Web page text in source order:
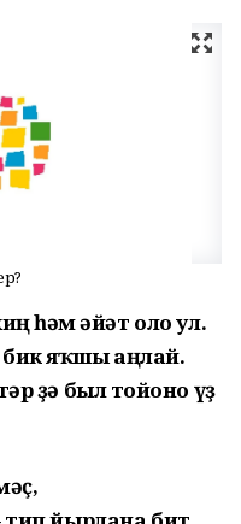
һәм ғәйәт оло ул.
яҡшы аңлай.
ҙә был тойғоно үҙ